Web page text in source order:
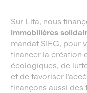
Sur Lita, nous
immobilières
mandat SIEG, pour
financer la création
écologiques, de
et de favoriser
finançons aussi